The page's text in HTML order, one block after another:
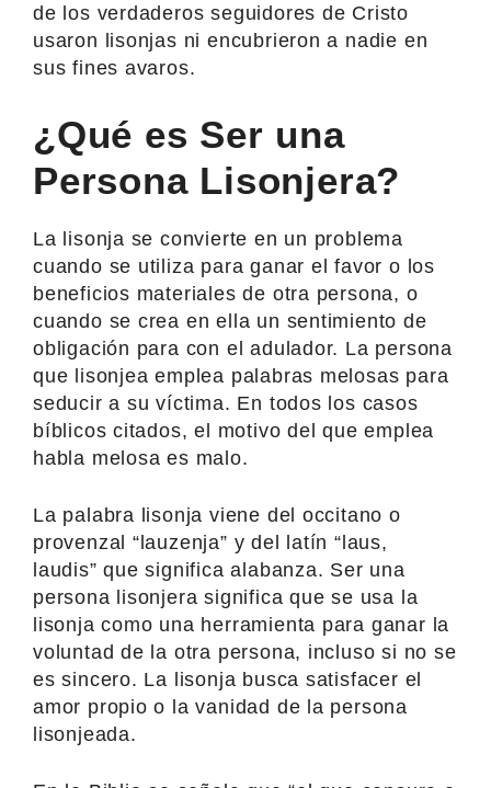
de los verdaderos seguidores de Cristo
usaron lisonjas ni encubrieron a nadie en
sus fines avaros.
¿Qué es Ser una
Persona Lisonjera?
La lisonja se convierte en un problema
cuando se utiliza para ganar el favor o los
beneficios materiales de otra persona, o
cuando se crea en ella un sentimiento de
obligación para con el adulador. La persona
que lisonjea emplea palabras melosas para
seducir a su víctima. En todos los casos
bíblicos citados, el motivo del que emplea
habla melosa es malo.
La palabra lisonja viene del occitano o
provenzal “lauzenja” y del latín “laus,
laudis” que significa alabanza. Ser una
persona lisonjera significa que se usa la
lisonja como una herramienta para ganar la
voluntad de la otra persona, incluso si no se
es sincero. La lisonja busca satisfacer el
amor propio o la vanidad de la persona
lisonjeada.